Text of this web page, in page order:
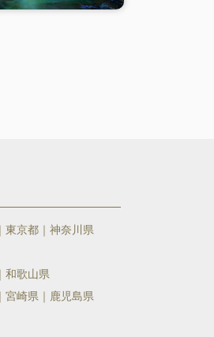
東京都
神奈川県
和歌山県
宮崎県
鹿児島県